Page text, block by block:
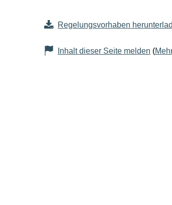
Regelungsvorhaben
Inhalt dieser Seite melden (